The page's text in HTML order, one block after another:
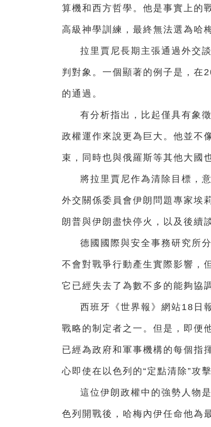
算機和西方哲學。他是事實上的
高級神學訓練，‌最終無法選為哈
拉里賈尼長期主張通過外交
判對象。一個顯著的例子是，在
的通過。
有分析指出，比起僅具有象
政權運作來說更為巨大。他並不
束，同時也與俄羅斯等其他大國
將拉里賈尼作為清除目標，
外交關係委員會伊朗問題專家埃
朗普與伊朗盡快停火，以及後續
德國國際與安全事務研究所
不會對戰爭行動產生實際影響，
它已經失去了為數不多的能夠協
西班牙《世界報》網站18日
戰略的制定者之一。但是，即便
已經為政府和軍事機構的每個指
心即使在以色列的“定點清除”攻
這位伊朗政權中的強勢人物
色列開戰後，哈梅內伊任命他為